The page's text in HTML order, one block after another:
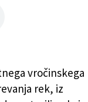
vročinskega
rek, iz